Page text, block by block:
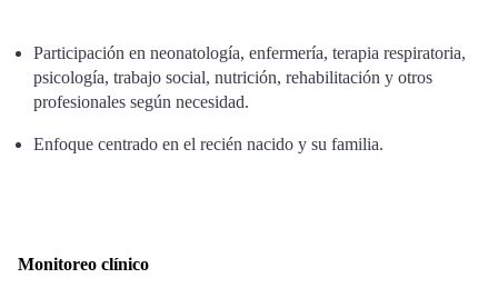
Participación en neonatología, enfermería, terapia respiratoria,
psicología, trabajo social, nutrición, rehabilitación y otros
profesionales según necesidad.
Enfoque centrado en el recién nacido y su familia.
Monitoreo clínico